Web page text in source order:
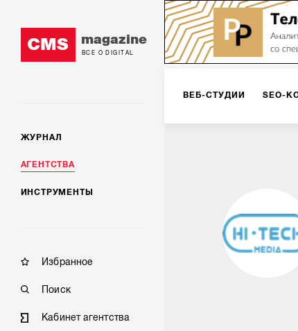
CMS magazine
ВСЕ О DIGITAL
ЖУРНАЛ
АГЕНТСТВА
ИНСТРУМЕНТЫ
Избранное
Поиск
Кабинет агентства
ВЕБ-СТУДИИ SEO-
РЕКЛАМА НА